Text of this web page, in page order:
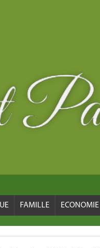
FAMILLE ECONOMIE